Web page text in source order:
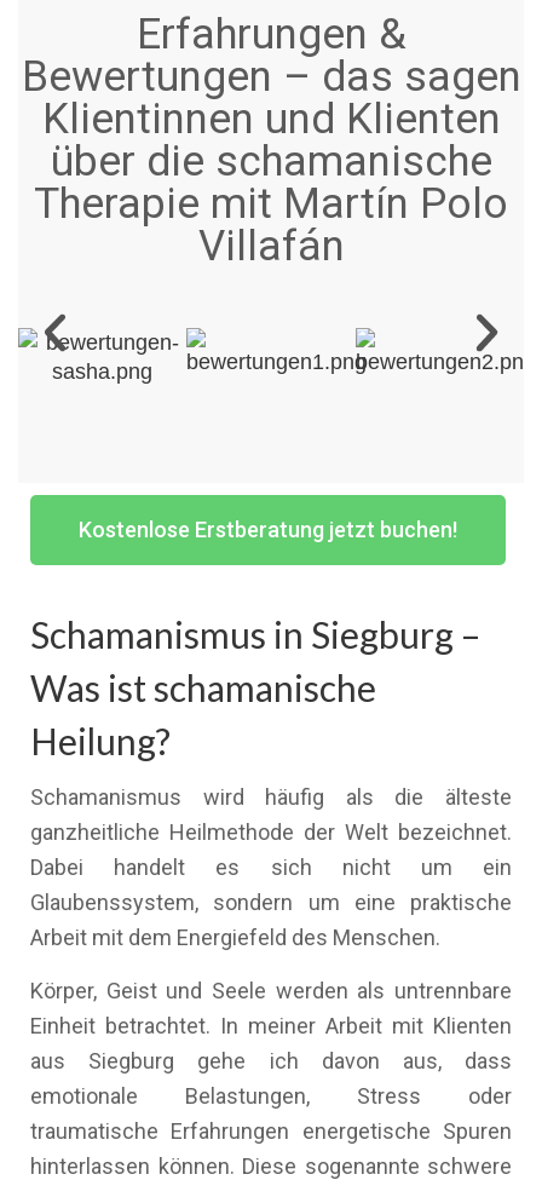
Erfahrungen &
Bewertungen – das sagen
Klientinnen und Klienten
über die schamanische
Therapie mit Martín Polo
Villafán
Kostenlose Erstberatung jetzt buchen!
Schamanismus in Siegburg –
Was ist schamanische
Heilung?
Schamanismus wird häufig als die älteste
ganzheitliche Heilmethode der Welt bezeichnet.
Dabei handelt es sich nicht um ein
Glaubenssystem, sondern um eine praktische
Arbeit mit dem Energiefeld des Menschen.
Körper, Geist und Seele werden als untrennbare
Einheit betrachtet. In meiner Arbeit mit Klienten
aus Siegburg gehe ich davon aus, dass
emotionale Belastungen, Stress oder
traumatische Erfahrungen energetische Spuren
hinterlassen können. Diese sogenannte schwere